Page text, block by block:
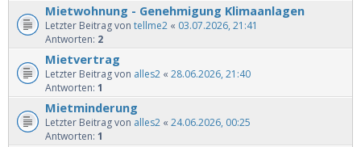
Mietwohnung - Genehmigung Klimaanlagen
Letzter Beitrag von tellme2 « 03.07.2026, 21:41
Antworten: 2
Mietvertrag
Letzter Beitrag von alles2 « 28.06.2026, 21:40
Antworten: 1
Mietminderung
Letzter Beitrag von alles2 « 24.06.2026, 00:25
Antworten: 1